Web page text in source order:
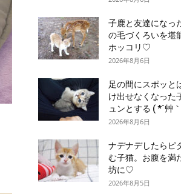
子鹿と友達になっ
の毛づくろいを堪
ホッコリ♡
2026年8月6日
足の間にスポッと
け出せなくなった
ュンとする ( *´艸
2026年8月6日
ナデナデしたらピ
む子猫。お腹を満
坊に♡
2026年8月5日